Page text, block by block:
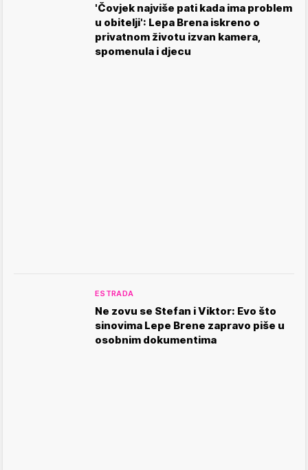
'Čovjek najviše pati kada ima problem
u obitelji': Lepa Brena iskreno o
privatnom životu izvan kamera,
spomenula i djecu
ESTRADA
Ne zovu se Stefan i Viktor: Evo što
sinovima Lepe Brene zapravo piše u
osobnim dokumentima